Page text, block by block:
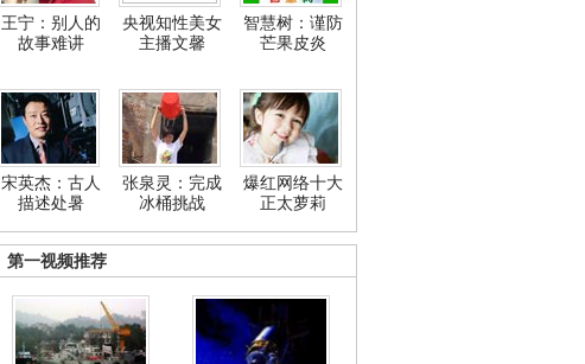
王宁：别人的
故事难讲
央视知性美女
主播文馨
智慧树：谨防
芒果皮炎
宋英杰：古人
描述处暑
张泉灵：完成
冰桶挑战
爆红网络十大
正太萝莉
第一视频推荐